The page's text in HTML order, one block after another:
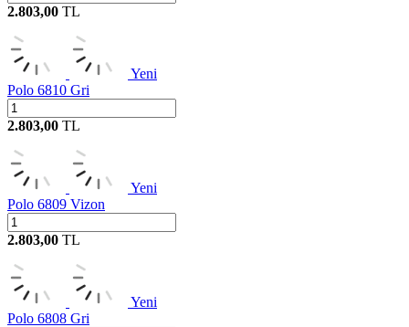
2.803,00 TL
Yeni
Polo 6810 Gri
2.803,00 TL
Yeni
Polo 6809 Vizon
2.803,00 TL
Yeni
Polo 6808 Gri